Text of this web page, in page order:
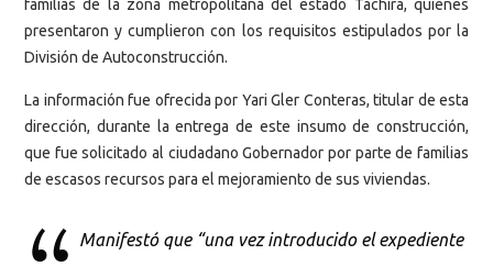
familias de la zona metropolitana del estado Táchira, quienes
presentaron y cumplieron con los requisitos estipulados por la
División de Autoconstrucción.
La información fue ofrecida por Yari Gler Conteras, titular de esta
dirección, durante la entrega de este insumo de construcción,
que fue solicitado al ciudadano Gobernador por parte de familias
de escasos recursos para el mejoramiento de sus viviendas.
Manifestó que “una vez introducido el expediente